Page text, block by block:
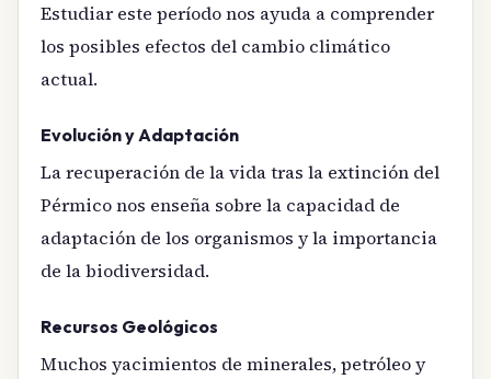
Estudiar este período nos ayuda a comprender
los posibles efectos del cambio climático
actual.
Evolución y Adaptación
La recuperación de la vida tras la extinción del
Pérmico nos enseña sobre la capacidad de
adaptación de los organismos y la importancia
de la biodiversidad.
Recursos Geológicos
Muchos yacimientos de minerales, petróleo y